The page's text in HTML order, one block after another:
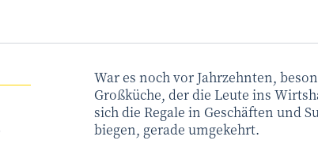
War es noch vor Jahrzehnten,
Großküche, der die Leute ins
sich die Regale in Geschäften und
biegen, gerade umgekehrt.